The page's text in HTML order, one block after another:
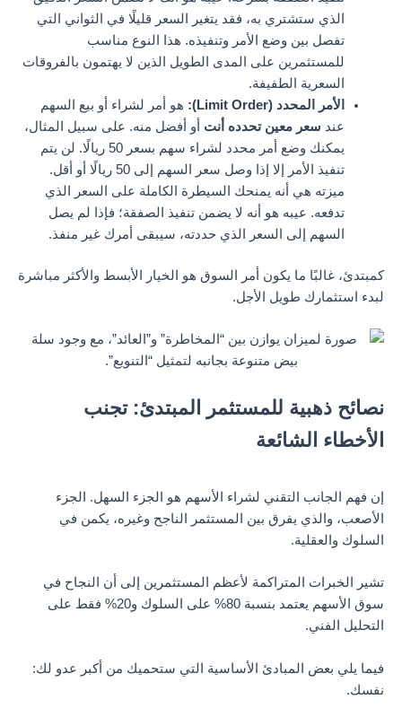
الذي ستشتري به، فقد يتغير السعر قليلًا في الثواني التي
تفصل بين وضع الأمر وتنفيذه. هذا النوع مناسب
للمستثمرين على المدى الطويل الذين لا يهتمون بالفروقات
السعرية الطفيفة.
الأمر المحدد (Limit Order):
هو أمر لشراء أو بيع السهم
عند سعر معين تحدده أنت أو أفضل منه. على سبيل المثال،
يمكنك وضع أمر محدد لشراء سهم بسعر 50 ريالًا. لن يتم
تنفيذ الأمر إلا إذا وصل سعر السهم إلى 50 ريالًا أو أقل.
ميزته هي أنه يمنحك السيطرة الكاملة على السعر الذي
تدفعه. عيبه هو أنه لا يضمن تنفيذ الصفقة؛ فإذا لم يصل
السهم إلى السعر الذي حددته، سيبقى أمرك غير منفذ.
كمبتدئ، غالبًا ما يكون أمر السوق هو الخيار الأبسط والأكثر مباشرة
لبدء استثمارك طويل الأجل.
نصائح ذهبية للمستثمر المبتدئ: تجنب
الأخطاء الشائعة
إن فهم الجانب التقني لشراء الأسهم هو الجزء السهل. الجزء
الأصعب، والذي يفرق بين المستثمر الناجح وغيره، يكمن في
السلوك والعقلية.
تشير الخبرات المتراكمة لأعظم المستثمرين إلى أن النجاح في
سوق الأسهم يعتمد بنسبة 80% على السلوك و20% فقط على
التحليل الفني.
فيما يلي بعض المبادئ الأساسية التي ستحميك من أكبر عدو لك:
نفسك.